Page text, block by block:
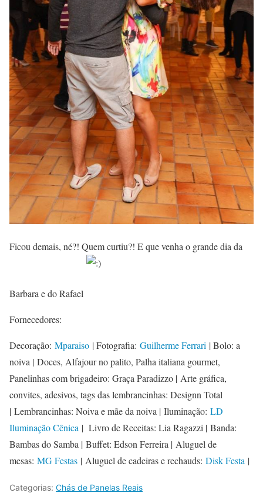
Ficou demais, né?! Quem curtiu?! E que venha o grande dia da
Barbara e do Rafael
Fornecedores:
Decoração: Mparaiso | Fotografia: Guilherme Ferrari | Bolo: a
noiva | Doces, Alfajour no palito, Palha italiana gourmet,
Panelinhas com brigadeiro: Graça Paradizzo | Arte gráfica,
convites, adesivos, tags das lembrancinhas: Designn Total
| Lembrancinhas: Noiva e mãe da noiva | Iluminação: LD
Iluminação Cênica | Livro de Receitas: Lia Ragazzi | Banda:
Bambas do Samba | Buffet: Edson Ferreira | Aluguel de
mesas: MG Festas | Aluguel de cadeiras e rechauds: Disk Festa |
Categorias: Chás de Panelas Reais